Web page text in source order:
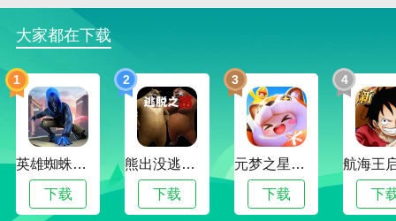
3.游戏中的城市比较真实，街上可能会发生各种事
情。
4.玩家可以带着配送任务进入各个城市地区，玩家
会有一些新的发现。
5.支持在游戏中培训更多外卖人员，并参与配送过
程。
6.游戏可以让玩家感受到连接的意义，并通过拿走
来连接他人。
大家都在下载
1
英雄蜘蛛侠绳索格斗城市模拟器
下载
2
熊出没逃脱之路
下载
3
元梦之星手游下载2024最新版
下载
4
下